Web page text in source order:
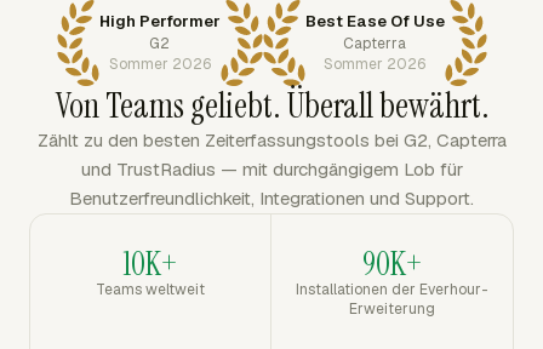
High Performer
G2
Sommer 2026
Best Ease Of Use
Capterra
Sommer 2026
Von Teams geliebt. Überall bewährt.
Zählt zu den besten Zeiterfassungstools bei G2, Capterra
und TrustRadius — mit durchgängigem Lob für
Benutzerfreundlichkeit, Integrationen und Support.
10K+
Teams weltweit
90K+
Installationen der Everhour-
Erweiterung